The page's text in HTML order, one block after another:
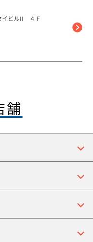
イビルII ４Ｆ
舗